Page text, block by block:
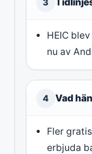
HEIC
nu av
4 Vad
Fler
erbjuda